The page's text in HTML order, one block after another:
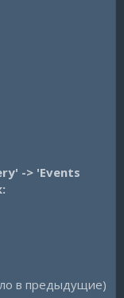
-> 'Events
в предыдущие)